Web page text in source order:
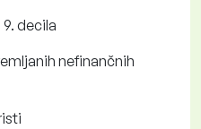
decila
nefinančnih